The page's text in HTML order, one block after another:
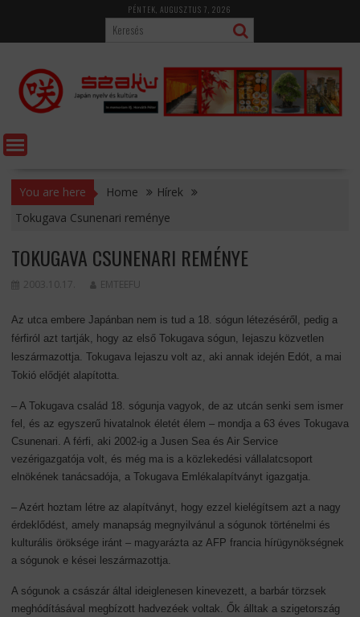
content
PÉNTEK, AUGUSZTUS 7, 2026
You are here Home
Hírek
Tokugava Csunenari reménye
TOKUGAVA CSUNENARI REMÉNYE
2003.10.17. EMTEEFU
Az utca embere Japánban nem is tud a 18. sógun létezéséről, pedig a
férfiról azt tartják, hogy az első Tokugava sógun, Iejaszu közvetlen
leszármazottja. Tokugava Iejaszu volt az, aki annak idején Edót, a mai
Tokió elődjét alapította.
– A Tokugava család 18. sógunja vagyok, de az utcán senki sem ismer
fel, és az egyszerű hivatalnok életét élem – mondja a 63 éves Tokugava
Csunenari. A férfi, aki 2002-ig a Jusen Sea és Air Service
vezérigazgatója volt, és még ma is a közlekedési vállalatcsoport
elnökének tanácsadója, a Tokugava Emlékalapítványt igazgatja.
– Azért hoztam létre az alapítványt, hogy ezzel kielégítsem azt a nagy
érdeklődést, amely manapság megnyilvánul a sógunok történelmi és
kulturális öröksége iránt – magyarázta az AFP francia hírügynökségnek
a sógunok e kései leszármazottja.
A sógunok a császár által ideiglenesen kinevezett, a barbár törzsek
meghódításával megbízott hadvezéek voltak. Ők álltak a szigetország